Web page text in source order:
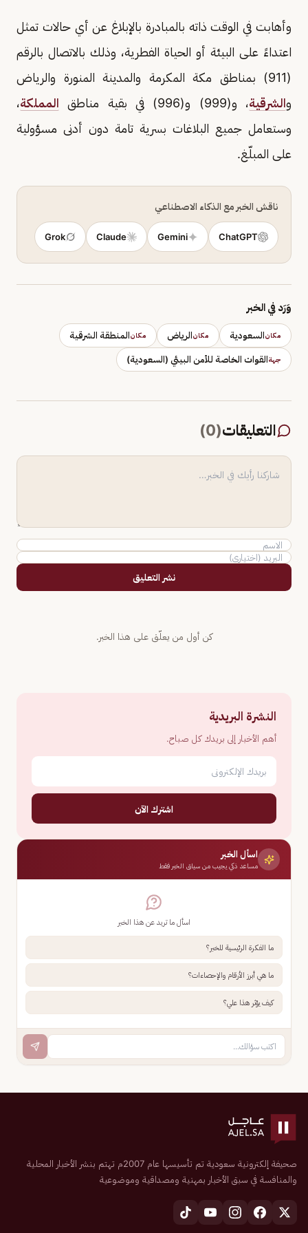
وأهابت في الوقت ذاته بالمبادرة بالإبلاغ عن أي حالات تمثل
اعتداءً على البيئة أو الحياة الفطرية، وذلك بالاتصال بالرقم
(911) بمناطق مكة المكرمة والمدينة المنورة والرياض
والشرقية، و(999) و(996) في بقية مناطق المملكة،
وستعامل جميع البلاغات بسرية تامة دون أدنى مسؤولية
على المبلّغ.
ناقش الخبر مع الذكاء الاصطناعي
ChatGPT
Gemini
Claude
Grok
وَرَد في الخبر
مكانالسعودية مكانالرياض مكانالمنطقة الشرقية
جهةالقوات الخاصة للأمن البيئي (السعودية)
التعليقات(
0
)
نشر التعليق
كن أول من يعلّق على هذا الخبر.
النشرة البريدية
أهم الأخبار إلى بريدك كل صباح.
اشترك الآن
اسأل الخبر
مساعد ذكي يجيب من سياق الخبر فقط
اسأل ما تريد عن هذا الخبر
ما الفكرة الرئيسية للخبر؟
ما هي أبرز الأرقام والإحصاءات؟
كيف يؤثر هذا علي؟
صحيفة إلكترونية سعودية تم تأسيسها عام 2007م تهتم بنشر الأخبار المحلية
والمنافسة في سبق الأخبار بمهنية ومصداقية وموضوعية